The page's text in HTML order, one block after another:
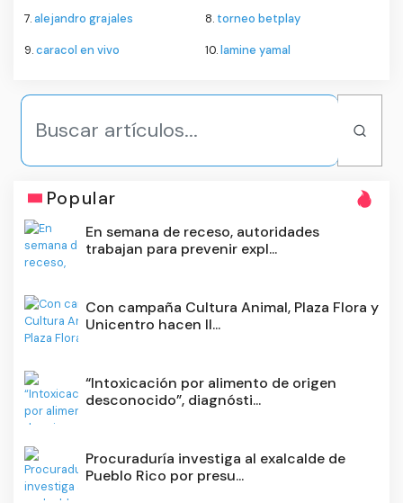
7.alejandro grajales 8. torneo betplay
9.caracol en vivo 10.lamine yamal
Popular
En semana de receso, autoridades
trabajan para prevenir expl...
Con campaña Cultura Animal, Plaza Flora y
Unicentro hacen ll...
“Intoxicación por alimento de origen
desconocido”, diagnósti...
Procuraduría investiga al exalcalde de
Pueblo Rico por presu...